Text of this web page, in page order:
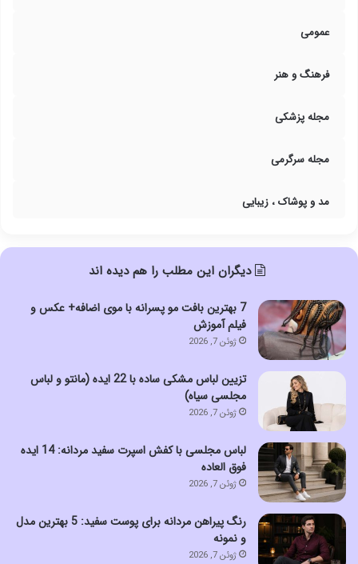
عمومی
فرهنگ و هنر
مجله پزشکی
مجله سرگرمی
مد و پوشاک ، زیبایی
دیگران این مطلب را هم دیده اند
7 بهترین بافت مو پسرانه با موی اضافه+ عکس و
فیلم آموزش
ژوئن 7, 2026
تزیین لباس مشکی ساده با 22 ایده (مانتو و لباس
مجلسی سیاه)
ژوئن 7, 2026
لباس مجلسی با کفش اسپرت سفید مردانه: 14 ایده
فوق العاده
ژوئن 7, 2026
رنگ پیراهن مردانه برای پوست سفید: 5 بهترین مدل
و نمونه
ژوئن 7, 2026